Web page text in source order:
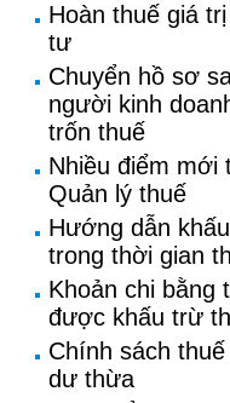
Hoàn thuế giá
tư
Chuyển hồ sơ
người kinh
trốn thuế
Nhiều điểm mới
Quản lý thuế
Hướng dẫn
trong thời gian
Khoản chi bằng
được khấu trừ
Chính sách
dư thừa